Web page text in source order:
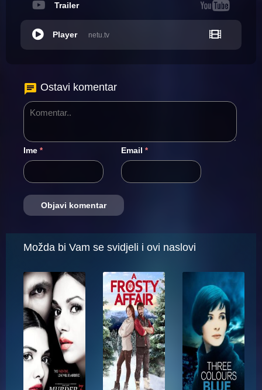
Trailer
netu.tv
Player
Ostavi komentar
Ime * Email *
Možda bi Vam se svidjeli i ovi naslovi